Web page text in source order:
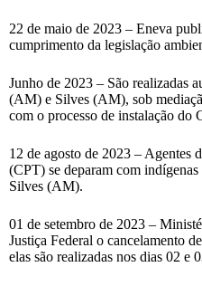
22 de maio de 2023 – Eneva
cumprimento da legislação
Junho de 2023 – São realizadas
(AM) e Silves (AM), sob
com o processo de instalação do
12 de agosto de 2023 – Agentes
(CPT) se deparam com
Silves (AM).
01 de setembro de 2023 –
Justiça Federal o cancelamento
elas são realizadas nos dias 02 e